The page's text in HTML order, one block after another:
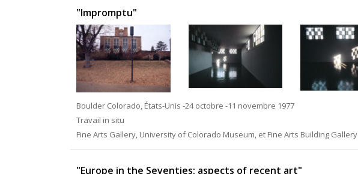
"Impromptu"
Boulder Colorado, États-Unis -24 octobre -11 novembre 1977
Travail in situ
Fine Arts Gallery, University of Colorado Museum, et Fine Arts Building Gallery
"Europe in the Seventies: aspects of recent art"